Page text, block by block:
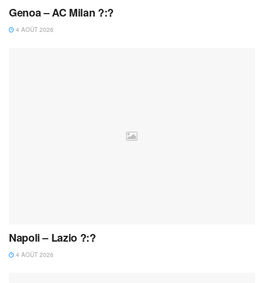
Genoa – AC Milan ?:?
4 AOÛT 2026
Napoli – Lazio ?:?
4 AOÛT 2026